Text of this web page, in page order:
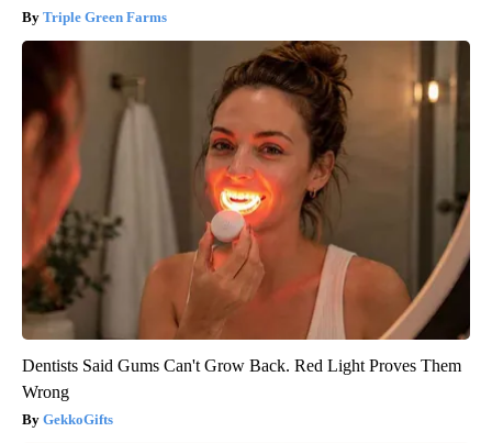
Triple Green Farms
Dentists Said Gums Can't Grow Back. Red Light Proves Them
Wrong
GekkoGifts